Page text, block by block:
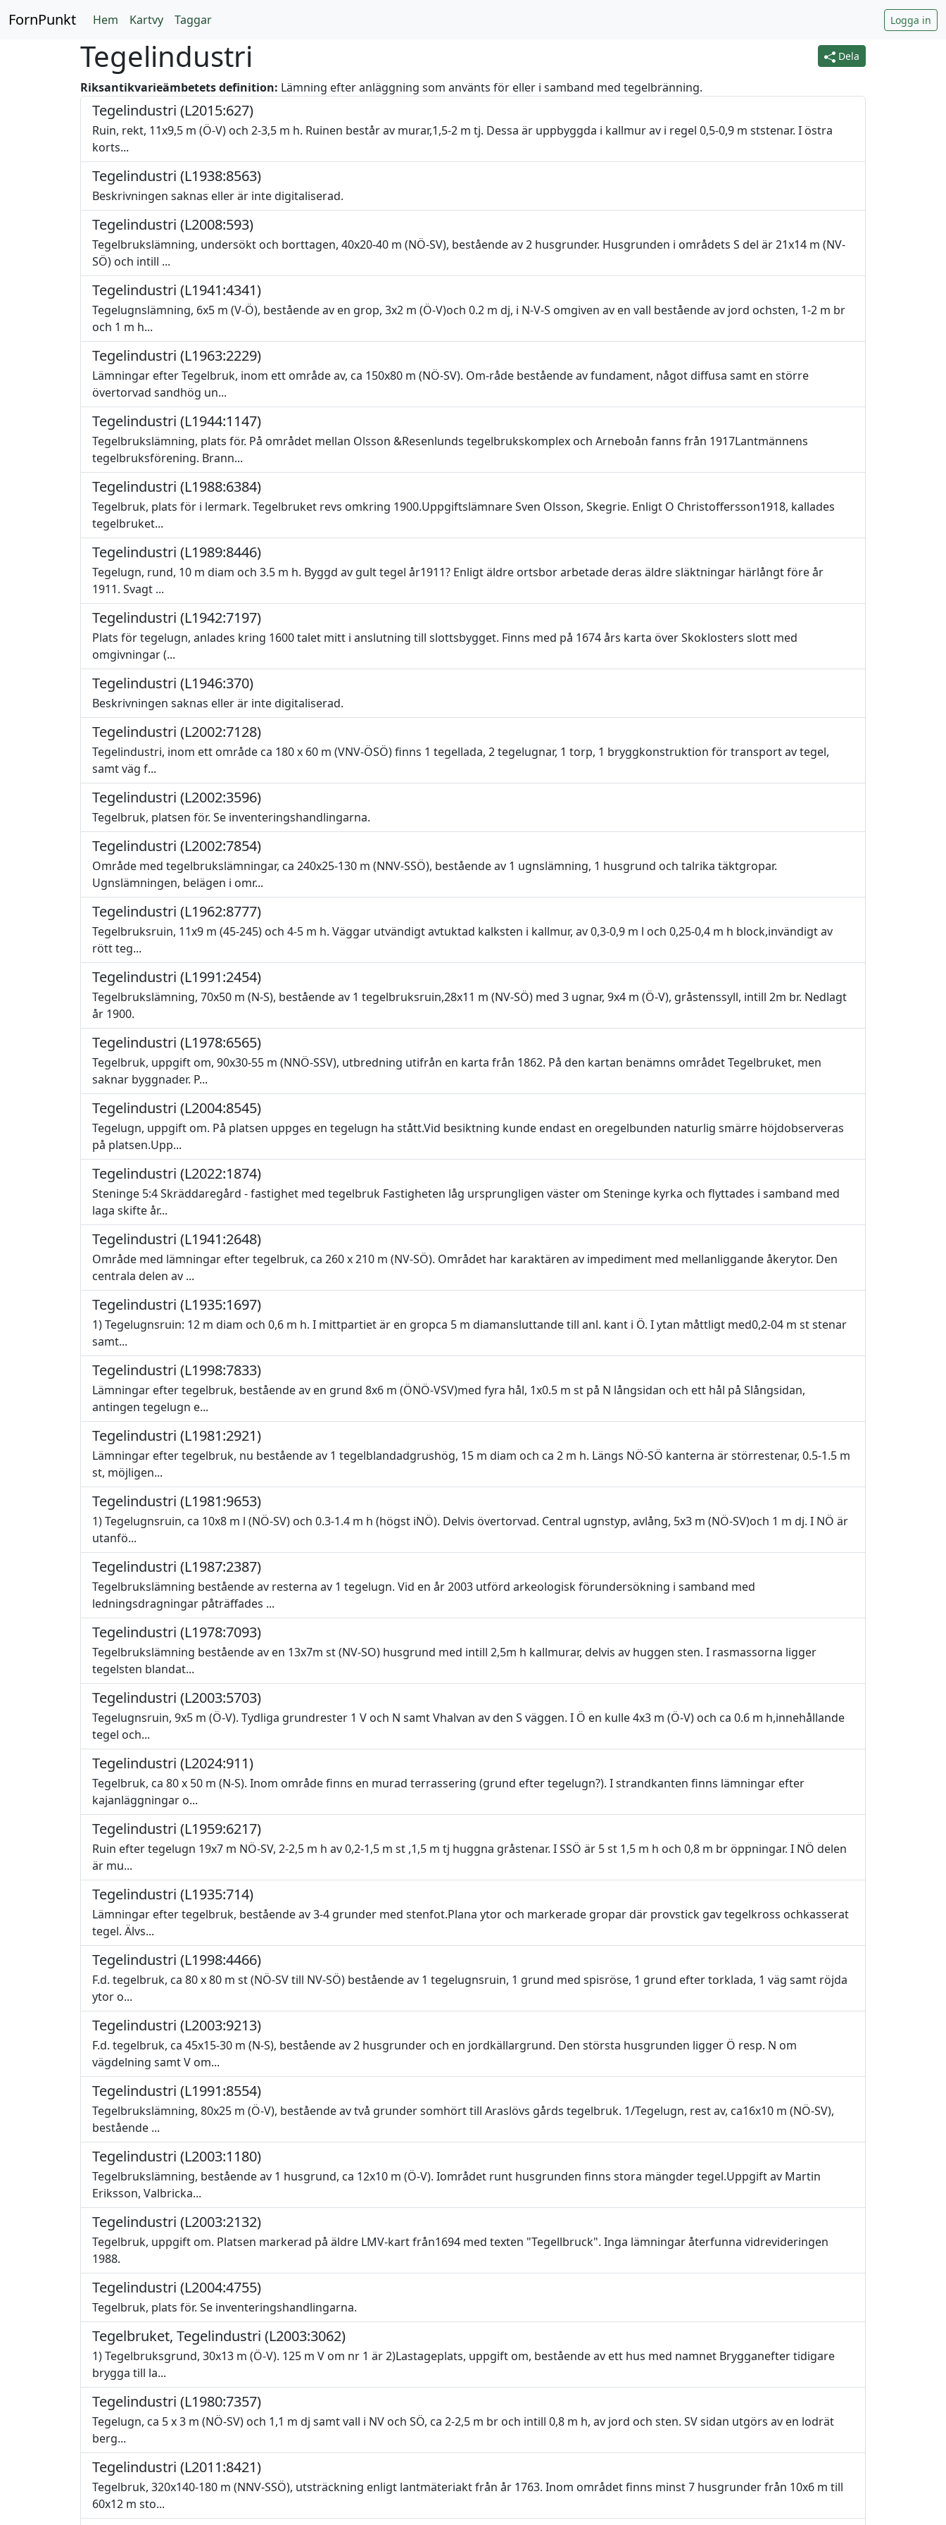
FornPunkt Hem Kartvy Taggar Logga in
Dela
Tegelindustri
Riksantikvarieämbetets definition: Lämning efter anläggning som använts för eller i samband med tegelbränning.
Tegelindustri (L2015:627)
Ruin, rekt, 11x9,5 m (Ö-V) och 2-3,5 m h. Ruinen består av murar,1,5-2 m tj. Dessa är uppbyggda i kallmur av i regel 0,5-0,9 m ststenar. I östra
korts...
Tegelindustri (L1938:8563)
Beskrivningen saknas eller är inte digitaliserad.
Tegelindustri (L2008:593)
Tegelbrukslämning, undersökt och borttagen, 40x20-40 m (NÖ-SV), bestående av 2 husgrunder. Husgrunden i områdets S del är 21x14 m (NV-
SÖ) och intill ...
Tegelindustri (L1941:4341)
Tegelugnslämning, 6x5 m (V-Ö), bestående av en grop, 3x2 m (Ö-V)och 0.2 m dj, i N-V-S omgiven av en vall bestående av jord ochsten, 1-2 m br
och 1 m h...
Tegelindustri (L1963:2229)
Lämningar efter Tegelbruk, inom ett område av, ca 150x80 m (NÖ-SV). Om-råde bestående av fundament, något diffusa samt en större
övertorvad sandhög un...
Tegelindustri (L1944:1147)
Tegelbrukslämning, plats för. På området mellan Olsson &Resenlunds tegelbrukskomplex och Arneboån fanns från 1917Lantmännens
tegelbruksförening. Brann...
Tegelindustri (L1988:6384)
Tegelbruk, plats för i lermark. Tegelbruket revs omkring 1900.Uppgiftslämnare Sven Olsson, Skegrie. Enligt O Christoffersson1918, kallades
tegelbruket...
Tegelindustri (L1989:8446)
Tegelugn, rund, 10 m diam och 3.5 m h. Byggd av gult tegel år1911? Enligt äldre ortsbor arbetade deras äldre släktningar härlångt före år
1911. Svagt ...
Tegelindustri (L1942:7197)
Plats för tegelugn, anlades kring 1600 talet mitt i anslutning till slottsbygget. Finns med på 1674 års karta över Skoklosters slott med
omgivningar (...
Tegelindustri (L1946:370)
Beskrivningen saknas eller är inte digitaliserad.
Tegelindustri (L2002:7128)
Tegelindustri, inom ett område ca 180 x 60 m (VNV-ÖSÖ) finns 1 tegellada, 2 tegelugnar, 1 torp, 1 bryggkonstruktion för transport av tegel,
samt väg f...
Tegelindustri (L2002:3596)
Tegelbruk, platsen för. Se inventeringshandlingarna.
Tegelindustri (L2002:7854)
Område med tegelbrukslämningar, ca 240x25-130 m (NNV-SSÖ), bestående av 1 ugnslämning, 1 husgrund och talrika täktgropar.
Ugnslämningen, belägen i omr...
Tegelindustri (L1962:8777)
Tegelbruksruin, 11x9 m (45-245) och 4-5 m h. Väggar utvändigt avtuktad kalksten i kallmur, av 0,3-0,9 m l och 0,25-0,4 m h block,invändigt av
rött teg...
Tegelindustri (L1991:2454)
Tegelbrukslämning, 70x50 m (N-S), bestående av 1 tegelbruksruin,28x11 m (NV-SÖ) med 3 ugnar, 9x4 m (Ö-V), gråstenssyll, intill 2m br. Nedlagt
år 1900.
Tegelindustri (L1978:6565)
Tegelbruk, uppgift om, 90x30-55 m (NNÖ-SSV), utbredning utifrån en karta från 1862. På den kartan benämns området Tegelbruket, men
saknar byggnader. P...
Tegelindustri (L2004:8545)
Tegelugn, uppgift om. På platsen uppges en tegelugn ha stått.Vid besiktning kunde endast en oregelbunden naturlig smärre höjdobserveras
på platsen.Upp...
Tegelindustri (L2022:1874)
Steninge 5:4 Skräddaregård - fastighet med tegelbruk Fastigheten låg ursprungligen väster om Steninge kyrka och flyttades i samband med
laga skifte år...
Tegelindustri (L1941:2648)
Område med lämningar efter tegelbruk, ca 260 x 210 m (NV-SÖ). Området har karaktären av impediment med mellanliggande åkerytor. Den
centrala delen av ...
Tegelindustri (L1935:1697)
1) Tegelugnsruin: 12 m diam och 0,6 m h. I mittpartiet är en gropca 5 m diamansluttande till anl. kant i Ö. I ytan måttligt med0,2-04 m st stenar
samt...
Tegelindustri (L1998:7833)
Lämningar efter tegelbruk, bestående av en grund 8x6 m (ÖNÖ-VSV)med fyra hål, 1x0.5 m st på N långsidan och ett hål på Slångsidan,
antingen tegelugn e...
Tegelindustri (L1981:2921)
Lämningar efter tegelbruk, nu bestående av 1 tegelblandadgrushög, 15 m diam och ca 2 m h. Längs NÖ-SÖ kanterna är störrestenar, 0.5-1.5 m
st, möjligen...
Tegelindustri (L1981:9653)
1) Tegelugnsruin, ca 10x8 m l (NÖ-SV) och 0.3-1.4 m h (högst iNÖ). Delvis övertorvad. Central ugnstyp, avlång, 5x3 m (NÖ-SV)och 1 m dj. I NÖ är
utanfö...
Tegelindustri (L1987:2387)
Tegelbrukslämning bestående av resterna av 1 tegelugn. Vid en år 2003 utförd arkeologisk förundersökning i samband med
ledningsdragningar påträffades ...
Tegelindustri (L1978:7093)
Tegelbrukslämning bestående av en 13x7m st (NV-SO) husgrund med intill 2,5m h kallmurar, delvis av huggen sten. I rasmassorna ligger
tegelsten blandat...
Tegelindustri (L2003:5703)
Tegelugnsruin, 9x5 m (Ö-V). Tydliga grundrester 1 V och N samt Vhalvan av den S väggen. I Ö en kulle 4x3 m (Ö-V) och ca 0.6 m h,innehållande
tegel och...
Tegelindustri (L2024:911)
Tegelbruk, ca 80 x 50 m (N-S). Inom område finns en murad terrassering (grund efter tegelugn?). I strandkanten finns lämningar efter
kajanläggningar o...
Tegelindustri (L1959:6217)
Ruin efter tegelugn 19x7 m NÖ-SV, 2-2,5 m h av 0,2-1,5 m st ,1,5 m tj huggna gråstenar. I SSÖ är 5 st 1,5 m h och 0,8 m br öppningar. I NÖ delen
är mu...
Tegelindustri (L1935:714)
Lämningar efter tegelbruk, bestående av 3-4 grunder med stenfot.Plana ytor och markerade gropar där provstick gav tegelkross ochkasserat
tegel. Älvs...
Tegelindustri (L1998:4466)
F.d. tegelbruk, ca 80 x 80 m st (NÖ-SV till NV-SÖ) bestående av 1 tegelugnsruin, 1 grund med spisröse, 1 grund efter torklada, 1 väg samt röjda
ytor o...
Tegelindustri (L2003:9213)
F.d. tegelbruk, ca 45x15-30 m (N-S), bestående av 2 husgrunder och en jordkällargrund. Den största husgrunden ligger Ö resp. N om
vägdelning samt V om...
Tegelindustri (L1991:8554)
Tegelbrukslämning, 80x25 m (Ö-V), bestående av två grunder somhört till Araslövs gårds tegelbruk. 1/Tegelugn, rest av, ca16x10 m (NÖ-SV),
bestående ...
Tegelindustri (L2003:1180)
Tegelbrukslämning, bestående av 1 husgrund, ca 12x10 m (Ö-V). Iområdet runt husgrunden finns stora mängder tegel.Uppgift av Martin
Eriksson, Valbricka...
Tegelindustri (L2003:2132)
Tegelbruk, uppgift om. Platsen markerad på äldre LMV-kart från1694 med texten "Tegellbruck". Inga lämningar återfunna vidrevideringen
1988.
Tegelindustri (L2004:4755)
Tegelbruk, plats för. Se inventeringshandlingarna.
Tegelbruket, Tegelindustri (L2003:3062)
1) Tegelbruksgrund, 30x13 m (Ö-V). 125 m V om nr 1 är 2)Lastageplats, uppgift om, bestående av ett hus med namnet Brygganefter tidigare
brygga till la...
Tegelindustri (L1980:7357)
Tegelugn, ca 5 x 3 m (NÖ-SV) och 1,1 m dj samt vall i NV och SÖ, ca 2-2,5 m br och intill 0,8 m h, av jord och sten. SV sidan utgörs av en lodrät
berg...
Tegelindustri (L2011:8421)
Tegelbruk, 320x140-180 m (NNV-SSÖ), utsträckning enligt lantmäteriakt från år 1763. Inom området finns minst 7 husgrunder från 10x6 m till
60x12 m sto...